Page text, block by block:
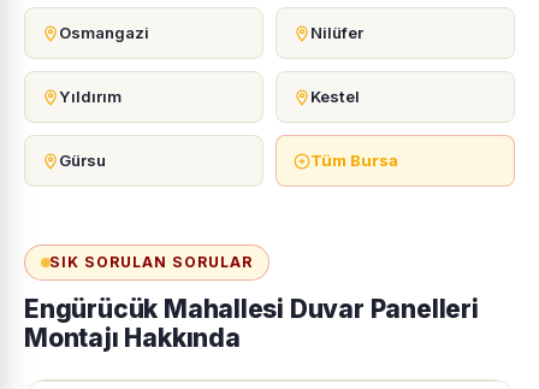
Osmangazi Nilüfer
Yıldırım Kestel
Gürsu Tüm Bursa
SIK SORULAN SORULAR
Engürücük Mahallesi Duvar Panelleri
Montajı Hakkında